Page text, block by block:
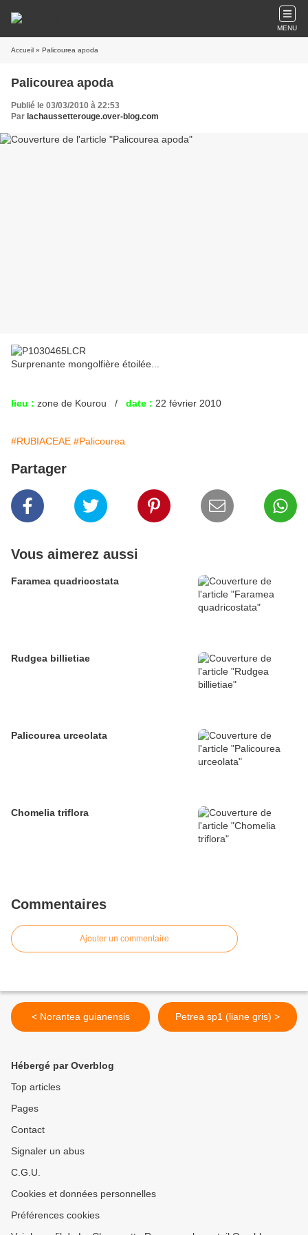
MENU
Accueil » Palicourea apoda
Palicourea apoda
Publié le 03/03/2010 à 22:53
Par lachaussetterouge.over-blog.com
Surprenante mongolfière étoilée...
lieu : zone de Kourou / date : 22 février 2010
#RUBIACEAE #Palicourea
Partager
Vous aimerez aussi
Faramea quadricostata
Rudgea billietiae
Palicourea urceolata
Chomelia triflora
Commentaires
Ajouter un commentaire
< Norantea guianensis Petrea sp1 (liane gris) >
Hébergé par Overblog
Top articles
Pages
Contact
Signaler un abus
C.G.U.
Cookies et données personnelles
Préférences cookies